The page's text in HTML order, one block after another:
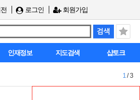
로그인 회원가입
인재정보 지도검색 샵토크
1/ 3